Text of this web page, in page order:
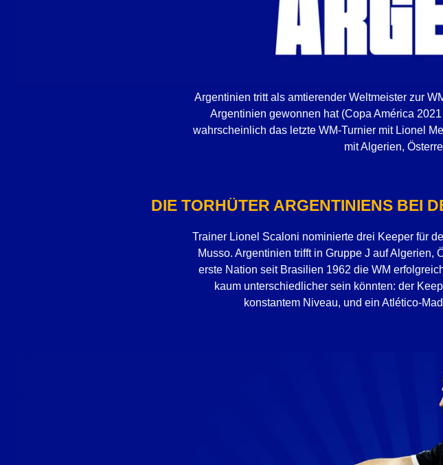
Argentinien tritt als amtierender Weltmeister zur
Argentinien gewonnen hat (Copa América
wahrscheinlich das letzte WM-Turnier mit Lionel
mit Algerien,
DIE TORHÜTER ARGENTINIENS BEI
Trainer Lionel Scaloni nominierte drei Keeper für
Musso. Argentinien trifft in Gruppe J auf
erste Nation seit Brasilien 1962 die WM
kaum unterschiedlicher sein könnten: der
konstantem Niveau, und ein Atlético-